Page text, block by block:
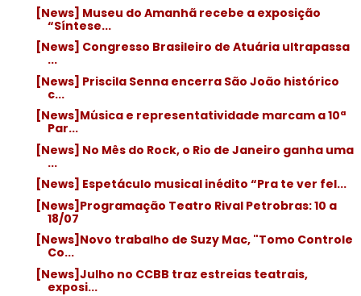
[News] Museu do Amanhã recebe a exposição
“Síntese...
[News] Congresso Brasileiro de Atuária ultrapassa
...
[News] Priscila Senna encerra São João histórico
c...
[News]Música e representatividade marcam a 10ª
Par...
[News] No Mês do Rock, o Rio de Janeiro ganha uma
...
[News] Espetáculo musical inédito “Pra te ver fel...
[News]Programação Teatro Rival Petrobras: 10 a
18/07
[News]Novo trabalho de Suzy Mac, "Tomo Controle
Co...
[News]Julho no CCBB traz estreias teatrais,
exposi...